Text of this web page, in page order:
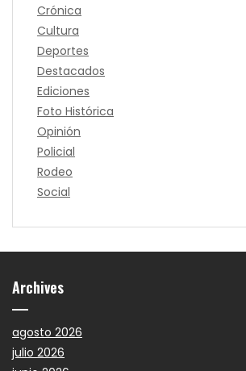
Crónica
Cultura
Deportes
Destacados
Ediciones
Foto Histórica
Opinión
Policial
Rodeo
Social
Archives
agosto 2026
julio 2026